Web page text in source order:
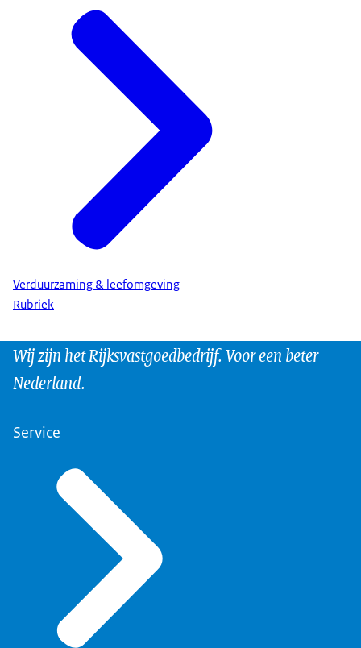
Verduurzaming & leefomgeving
Rubriek
Wij zijn het Rijksvastgoedbedrijf. Voor een beter
Nederland.
Service